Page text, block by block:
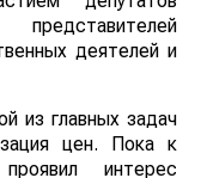
деятелей и
из главных задач
цен. Пока к
интерес